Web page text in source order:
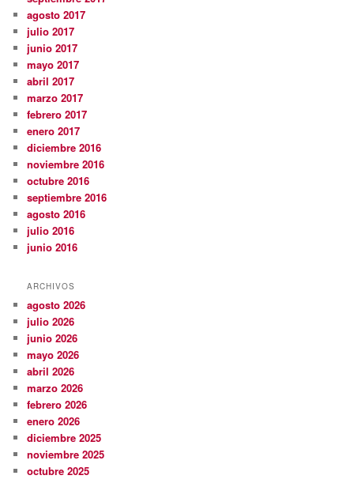
agosto 2017
julio 2017
junio 2017
mayo 2017
abril 2017
marzo 2017
febrero 2017
enero 2017
diciembre 2016
noviembre 2016
octubre 2016
septiembre 2016
agosto 2016
julio 2016
junio 2016
ARCHIVOS
agosto 2026
julio 2026
junio 2026
mayo 2026
abril 2026
marzo 2026
febrero 2026
enero 2026
diciembre 2025
noviembre 2025
octubre 2025